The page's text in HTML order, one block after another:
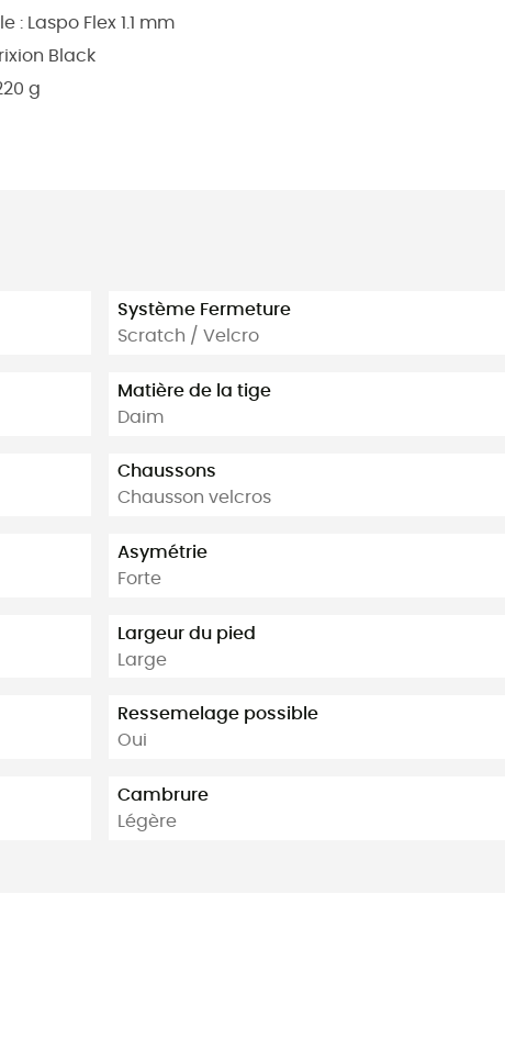
: Laspo Flex 1.1 mm
Black
g
Système Fermeture
Scratch / Velcro
Matière de la tige
Daim
Chaussons
Chausson velcros
Asymétrie
Forte
Largeur du pied
Large
Ressemelage possible
Oui
Cambrure
Légère